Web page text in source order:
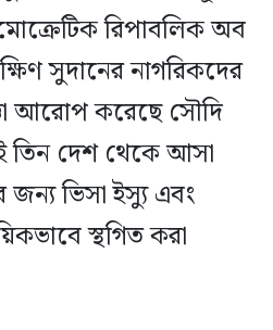
রিপাবলিক অব
সুদানের নাগরিকদের
আরোপ করেছে সৌদি
দেশ থেকে আসা
ভিসা ইস্যু এবং
স্থগিত করা